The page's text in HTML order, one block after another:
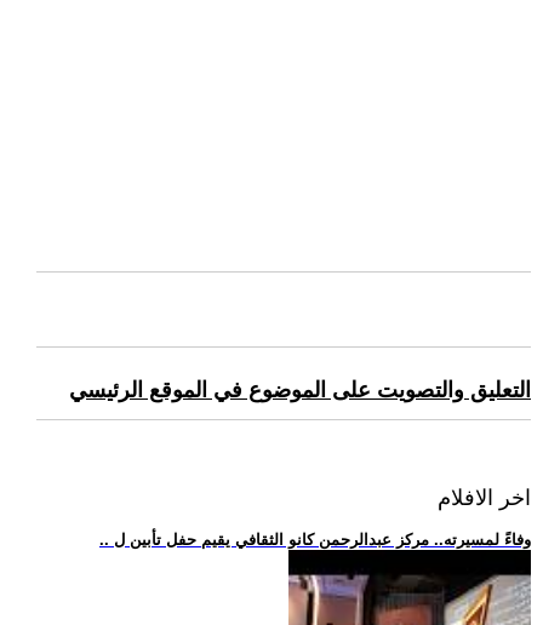
التعليق والتصويت على الموضوع في الموقع الرئيسي
اخر الافلام
.. وفاءً لمسيرته.. مركز عبدالرحمن كانو الثقافي يقيم حفل تأبين ل